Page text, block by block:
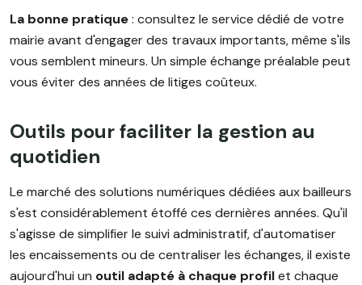
La bonne pratique: consultez le service dédié de votre
mairie avant d'engager des travaux importants, même s'ils
vous semblent mineurs. Un simple échange préalable peut
vous éviter des années de litiges coûteux.
Outils pour faciliter la gestion au
quotidien
Le marché des solutions numériques dédiées aux bailleurs
s'est considérablement étoffé ces dernières années. Qu'il
s'agisse de simplifier le suivi administratif, d'automatiser
les encaissements ou de centraliser les échanges, il existe
aujourd'hui un outil adapté à chaque profilet chaque